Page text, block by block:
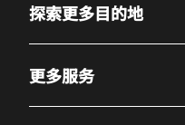
探索更多目的地
更多服务